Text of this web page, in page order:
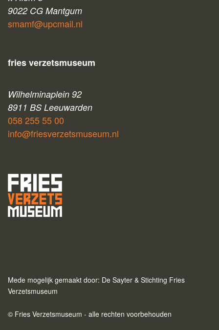
9022 CG Mantgum
smamf@upcmail.nl
fries verzetsmuseum
Wilhelminaplein 92
8911 BS Leeuwarden
058 255 55 00
info@friesverzetsmuseum.nl
Mede mogelijk gemaakt door: De Sayter & Stichting Fries
Verzetsmuseum
© Fries Verzetsmuseum - alle rechten voorbehouden